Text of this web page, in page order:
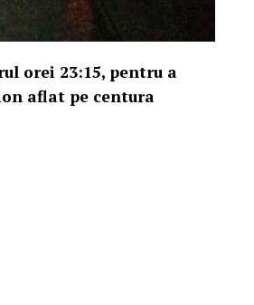
orei 23:15, pentru a
aflat pe centura